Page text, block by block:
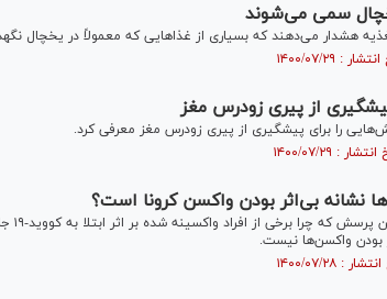
سمی می‌شوند
هشدار می‌دهند که بسیاری از غذا‌هایی که معمولاً در یخچال
از پیری زودرس مغز
را برای پیشگیری از پیری زودرس مغز معرفی کرد.
نشانه بی‌اثر بودن واکسن کرونا است؟
بودن واکسن‌ها نیست.